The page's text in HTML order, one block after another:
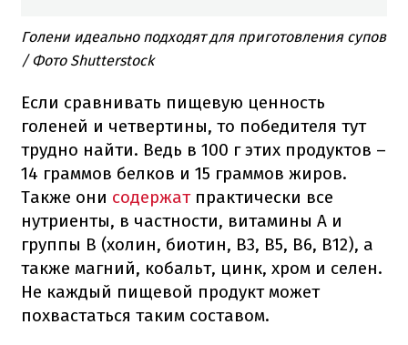
Голени идеально подходят для приготовления супов
/ Фото Shutterstock
Если сравнивать пищевую ценность
голеней и четвертины, то победителя тут
трудно найти. Ведь в 100 г этих продуктов –
14 граммов белков и 15 граммов жиров.
Также они содержатпрактически все
нутриенты, в частности, витамины А и
группы В (холин, биотин, В3, В5, В6, В12), а
также магний, кобальт, цинк, хром и селен.
Не каждый пищевой продукт может
похвастаться таким составом.